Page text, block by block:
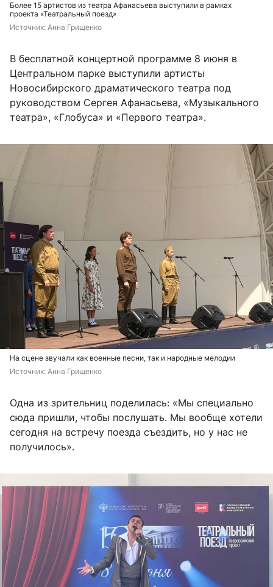
Более 15 артистов из театра Афанасьева выступили в рамках
проекта «Театральный поезд»
Источник: Анна Грищенко
В бесплатной концертной программе 8 июня в
Центральном парке выступили артисты
Новосибирского драматического театра под
руководством Сергея Афанасьева, «Музыкального
театра», «Глобуса» и «Первого театра».
На сцене звучали как военные песни, так и народные мелодии
Источник: Анна Грищенко
Одна из зрительниц поделилась: «Мы специально
сюда пришли, чтобы послушать. Мы вообще хотели
сегодня на встречу поезда съездить, но у нас не
получилось».